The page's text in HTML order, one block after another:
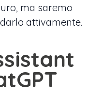
ma saremo
attivamente.